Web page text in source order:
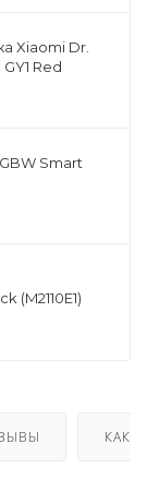
Xiaomi Dr.
Red
Smart
(M2110E1)
КАК